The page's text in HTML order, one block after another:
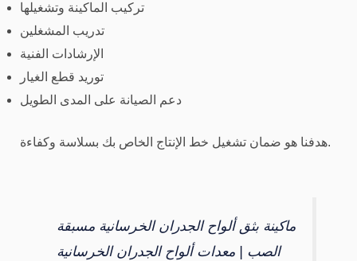
تركيب الماكينة وتشغيلها
تدريب المشغلين
الإرشادات الفنية
توريد قطع الغيار
دعم الصيانة على المدى الطويل
هدفنا هو ضمان تشغيل خط الإنتاج الخاص بك بسلاسة وكفاءة.
ماكينة بثق ألواح الجدران الخرسانية مسبقة
الصب | معدات ألواح الجدران الخرسانية